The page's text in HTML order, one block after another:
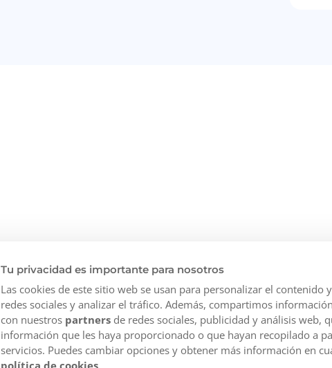
Ciudades populares Conócenos
Tu privacidad es importante para nosotros
Las cookies de este sitio web se usan para personalizar el contenido
redes sociales y analizar el tráfico. Además, compartimos
con nuestros partners de redes sociales, publicidad y análisis web,
información que les haya proporcionado o que hayan recopilado a
servicios. Puedes cambiar opciones y obtener más información en
política de cookies